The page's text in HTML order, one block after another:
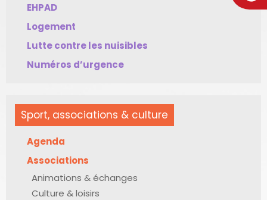
EHPAD
Logement
Lutte contre les nuisibles
Numéros d’urgence
Sport, associations & culture
Agenda
Associations
Animations & échanges
Culture & loisirs